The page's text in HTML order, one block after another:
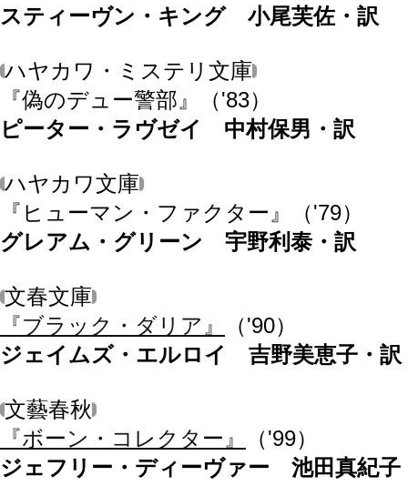
スティーヴン・キング 小尾芙佐・訳
ハヤカワ・ミステリ文庫
『偽のデュー警部』
（'83）
ピーター・ラヴゼイ 中村保男・訳
ハヤカワ文庫
『ヒューマン・ファクター』
（'79）
グレアム・グリーン 宇野利泰・訳
文春文庫
『ブラック・ダリア』
（'90）
ジェイムズ・エルロイ 吉野美恵子・訳
文藝春秋
『ボーン・コレクター』
（'99）
ジェフリー・ディーヴァー 池田真紀子